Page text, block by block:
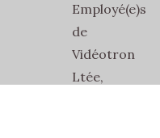
Employé(e)s
de
Vidéotron
Ltée,